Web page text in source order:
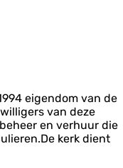
eigendom van de
van deze
en verhuur die
kerk dient